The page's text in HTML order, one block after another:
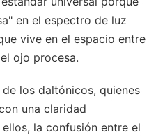
en el espectro de luz
vive en el espacio entre
ojo procesa.
los daltónicos, quienes
una claridad
la confusión entre el